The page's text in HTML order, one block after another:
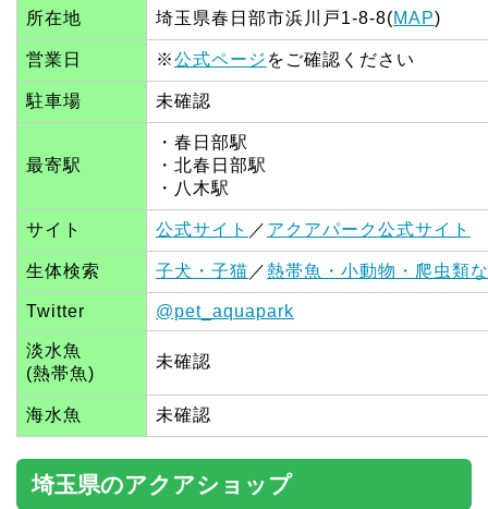
所在地 埼玉県春日部市浜川戸1-8-8(MAP)
営業日 ※公式ページ をご確認ください
駐車場 未確認
最寄駅
・春日部駅
・北春日部駅
・八木駅
サイト 公式サイト ／ アクアパーク公式サイト
生体検索 子犬・子猫 ／熱帯魚・小動物・爬虫類
Twitter @pet_aquapark
淡水魚
(熱帯魚)
未確認
海水魚 未確認
埼玉県のアクアショップ